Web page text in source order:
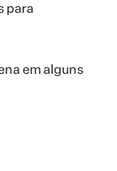
para
em alguns